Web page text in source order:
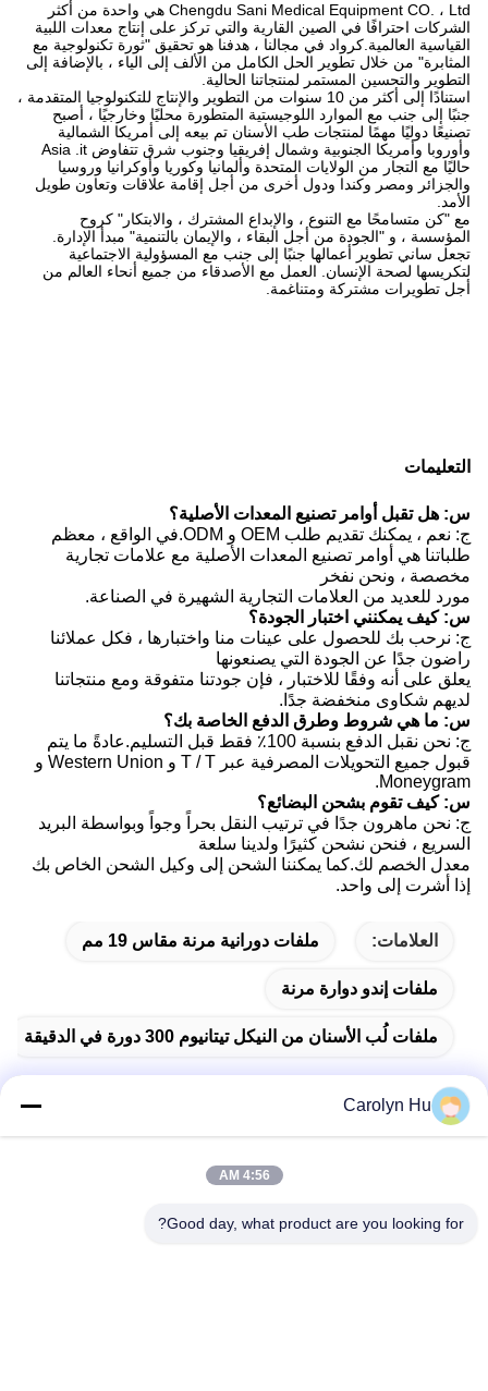
Chengdu Sani Medical Equipment CO. ، Ltd هي واحدة من أكثر
الشركات احترافًا في الصين القارية والتي تركز على إنتاج معدات اللبية
القياسية العالمية.كرواد في مجالنا ، هدفنا هو تحقيق "ثورة تكنولوجية مع
المثابرة" من خلال تطوير الحل الكامل من الألف إلى الياء ، بالإضافة إلى
التطوير والتحسين المستمر لمنتجاتنا الحالية.
استنادًا إلى أكثر من 10 سنوات من التطوير والإنتاج للتكنولوجيا المتقدمة ،
جنبًا إلى جنب مع الموارد اللوجيستية المتطورة محليًا وخارجيًا ، أصبح
تصنيعًا دوليًا مهمًا لمنتجات طب الأسنان تم بيعه إلى أمريكا الشمالية
وأوروبا وأمريكا الجنوبية وشمال إفريقيا وجنوب شرق تتفاوض Asia .it
حاليًا مع التجار من الولايات المتحدة وألمانيا وكوريا وأوكرانيا وروسيا
والجزائر ومصر وكندا ودول أخرى من أجل إقامة علاقات وتعاون طويل
الأمد.
مع "كن متسامحًا مع التنوع ، والإبداع المشترك ، والابتكار" كروح
المؤسسة ، و "الجودة من أجل البقاء ، والإيمان بالتنمية" مبدأ الإدارة.
تجعل ساني تطوير أعمالها جنبًا إلى جنب مع المسؤولية الاجتماعية
لتكريسها لصحة الإنسان. العمل مع الأصدقاء من جميع أنحاء العالم من
أجل تطويرات مشتركة ومتناغمة.
التعليمات
س: هل تقبل أوامر تصنيع المعدات الأصلية؟
ج: نعم ، يمكنك تقديم طلب OEM و ODM.في الواقع ، معظم
طلباتنا هي أوامر تصنيع المعدات الأصلية مع علامات تجارية
مخصصة ، ونحن نفخر
مورد للعديد من العلامات التجارية الشهيرة في الصناعة.
س: كيف يمكنني اختبار الجودة؟
ج: نرحب بك للحصول على عينات منا واختبارها ، فكل عملائنا
راضون جدًا عن الجودة التي يصنعونها
يعلق على أنه وفقًا للاختبار ، فإن جودتنا متفوقة ومع منتجاتنا
لديهم شكاوى منخفضة جدًا.
س: ما هي شروط وطرق الدفع الخاصة بك؟
ج: نحن نقبل الدفع بنسبة 100٪ فقط قبل التسليم.عادةً ما يتم
قبول جميع التحويلات المصرفية عبر T / T و Western Union و
Moneygram.
س: كيف تقوم بشحن البضائع؟
ج: نحن ماهرون جدًا في ترتيب النقل بحراً وجواً وبواسطة البريد
السريع ، فنحن نشحن كثيرًا ولدينا سلعة
معدل الخصم لك.كما يمكننا الشحن إلى وكيل الشحن الخاص بك
إذا أشرت إلى واحد.
العلامات: ملفات دورانية مرنة مقاس 19 مم
ملفات إندو دوارة مرنة
ملفات لُب الأسنان من النيكل تيتانيوم 300 دورة في الدقيقة
العنوان
Carolyn Hu
4:56 AM
Good day, what product are you looking for?